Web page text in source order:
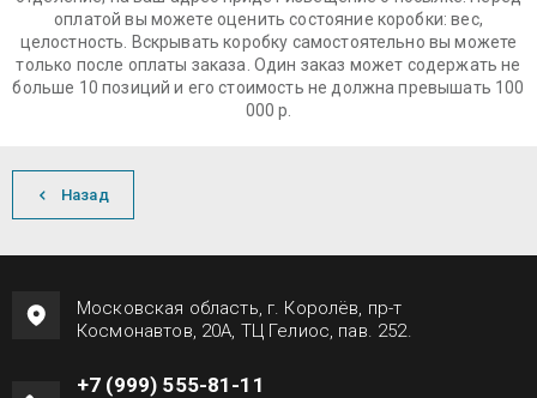
оплатой вы можете оценить состояние коробки: вес,
целостность. Вскрывать коробку самостоятельно вы можете
только после оплаты заказа. Один заказ может содержать не
больше 10 позиций и его стоимость не должна превышать 100
000 р.
Назад
Московская область, г. Королёв, пр-т
Космонавтов, 20А, ТЦ Гелиос, пав. 252.
+7 (999) 555-81-11